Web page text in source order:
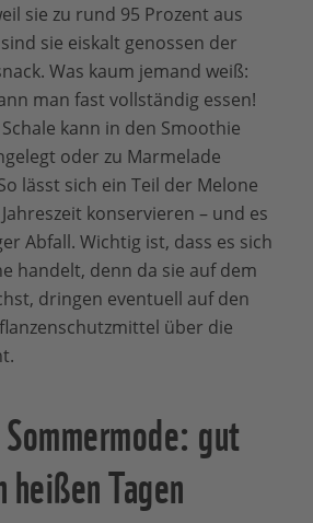
sie zu rund 95 Prozent aus
sie eiskalt genossen der
Was kaum jemand weiß:
man fast vollständig essen!
kann in den Smoothie
oder zu Marmelade
lässt sich ein Teil der Melone
konservieren – und es
Abfall. Wichtig ist, dass es sich
handelt, denn da sie auf dem
dringen eventuell auf den
über die
gut
Tagen